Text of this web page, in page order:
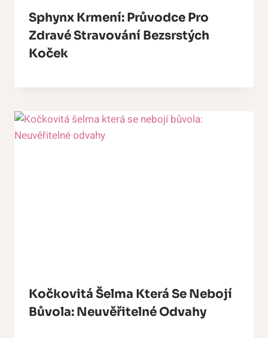
Sphynx Krmení: Průvodce Pro
Zdravé Stravování Bezsrstých
Koček
Kočkovitá Šelma Která Se Nebojí
Bůvola: Neuvěřitelné Odvahy